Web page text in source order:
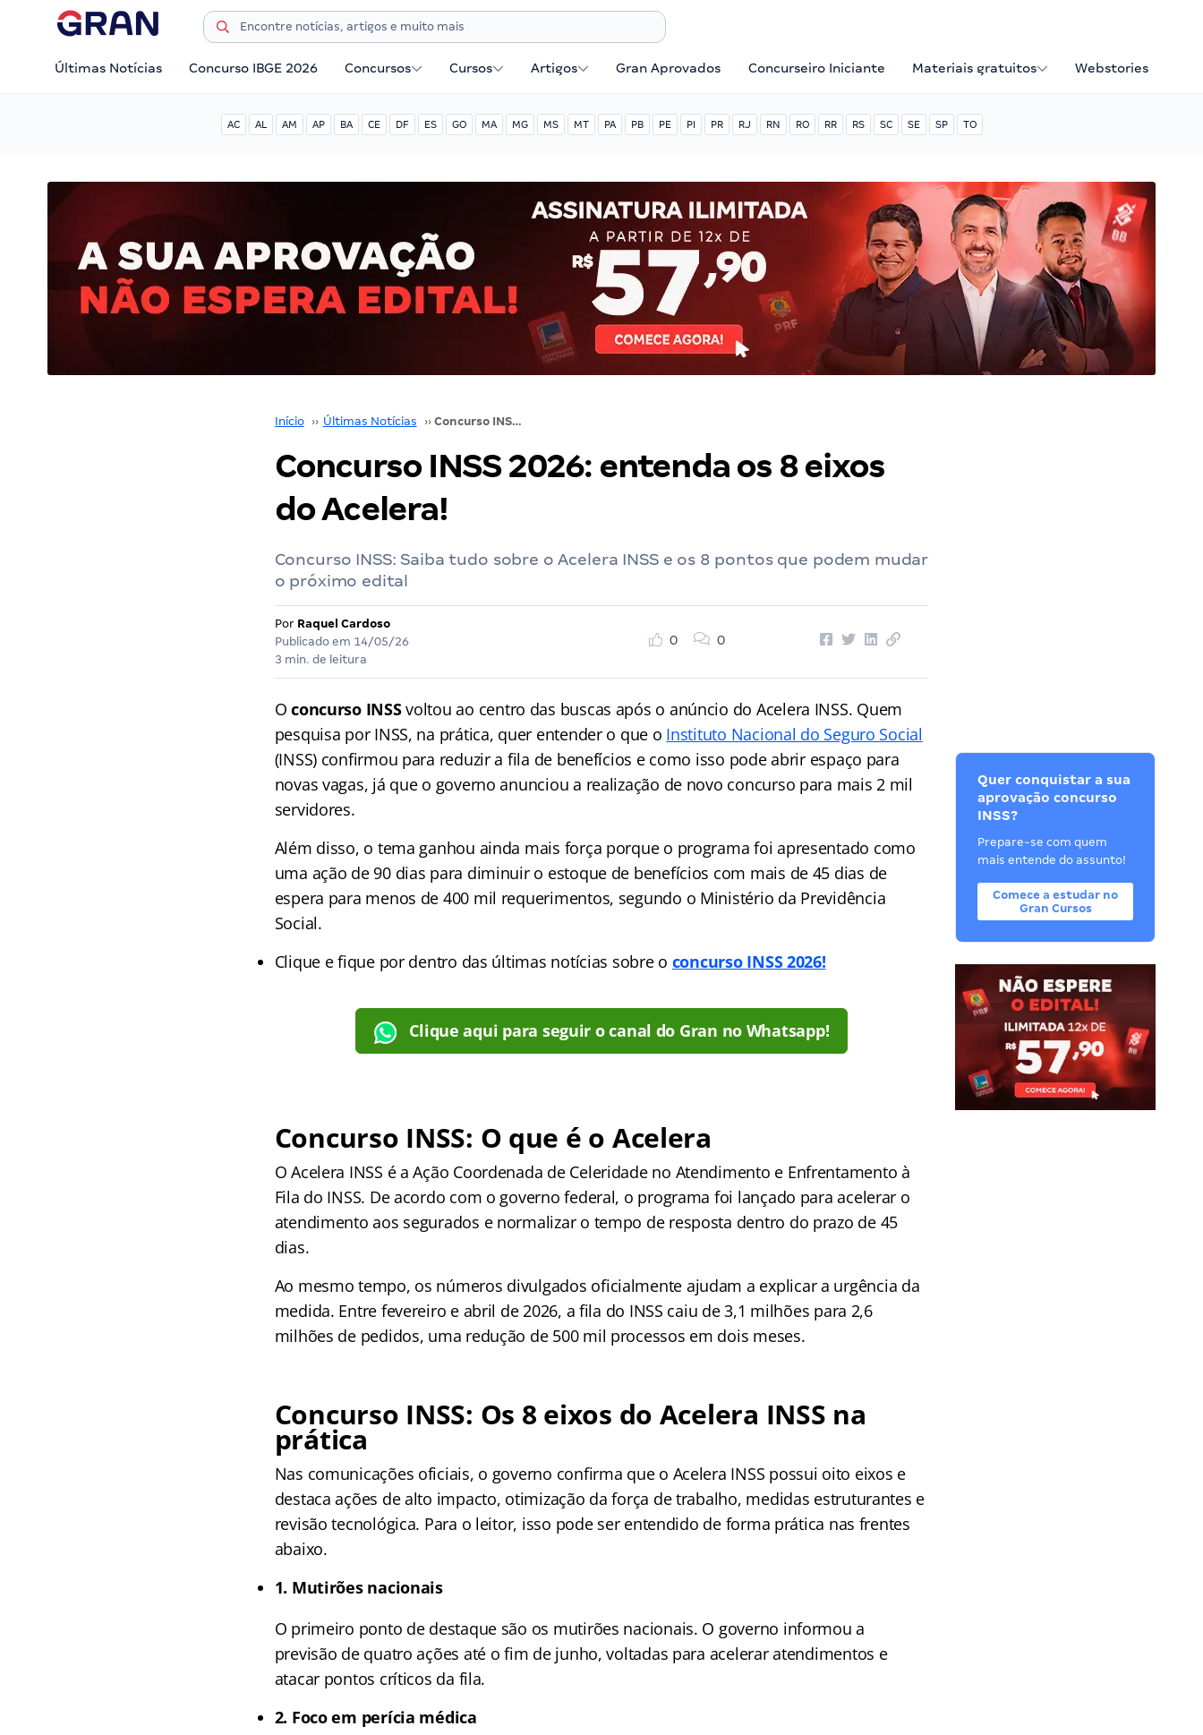
Últimas Notícias Concurso IBGE 2026 Concursos Cursos Artigos Gran Aprovados Concurseiro Iniciante Materiais gratuitos Webstories
AC AL AM AP BA CE DF ES GO MA MG MS MT PA PB PE PI PR RJ RN RO RR RS SC SE SP TO
Início ›› Últimas Notícias ›› Concurso INSS 2026: entenda os 8 eixos do Acelera!
Concurso INSS 2026: entenda os 8 eixos
do Acelera!
Concurso INSS: Saiba tudo sobre o Acelera INSS e os 8 pontos que podem mudar
o próximo edital
Por Raquel Cardoso
Publicado em 14/05/26
3 min. de leitura
0 0
Oconcurso INSSvoltou ao centro das buscas após o anúncio do Acelera INSS. Quem
pesquisa por INSS, na prática, quer entender o que o Instituto Nacional do Seguro Social
(INSS) confirmou para reduzir a fila de benefícios e como isso pode abrir espaço para
novas vagas, já que o governo anunciou a realização de novo concurso para mais 2 mil
servidores.
Além disso, o tema ganhou ainda mais força porque o programa foi apresentado como
uma ação de 90 dias para diminuir o estoque de benefícios com mais de 45 dias de
espera para menos de 400 mil requerimentos, segundo o Ministério da Previdência
Social.
Clique e fique por dentro das últimas notícias sobre o concurso INSS 2026!
Clique aqui para seguir o canal do Gran no Whatsapp!
Concurso INSS: O que é o Acelera
O Acelera INSS é a Ação Coordenada de Celeridade no Atendimento e Enfrentamento à
Fila do INSS. De acordo com o governo federal, o programa foi lançado para acelerar o
atendimento aos segurados e normalizar o tempo de resposta dentro do prazo de 45
dias.
Ao mesmo tempo, os números divulgados oficialmente ajudam a explicar a urgência da
medida. Entre fevereiro e abril de 2026, a fila do INSS caiu de 3,1 milhões para 2,6
milhões de pedidos, uma redução de 500 mil processos em dois meses.
Concurso INSS: Os 8 eixos do Acelera INSS na
prática
Nas comunicações oficiais, o governo confirma que o Acelera INSS possui oito eixos e
destaca ações de alto impacto, otimização da força de trabalho, medidas estruturantes e
revisão tecnológica. Para o leitor, isso pode ser entendido de forma prática nas frentes
abaixo.
1. Mutirões nacionais
O primeiro ponto de destaque são os mutirões nacionais. O governo informou a
previsão de quatro ações até o fim de junho, voltadas para acelerar atendimentos e
atacar pontos críticos da fila.
2. Foco em perícia médica
Quer conquistar a sua
aprovação concurso
INSS?
Prepare-se com quem
mais entende do assunto!
Comece a estudar no
Gran Cursos